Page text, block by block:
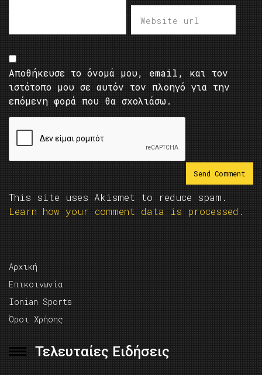
Αποθήκευσε το όνομά μου, email, και τον
ιστότοπο μου σε αυτόν τον πλοηγό για την
επόμενη φορά που θα σχολιάσω.
This site uses Akismet to reduce spam.
Learn how your comment data is processed.
Αρχική
Επικοινωνία
Ionian Sports
Όροι Χρήσης
Τελευταίες Ειδήσεις